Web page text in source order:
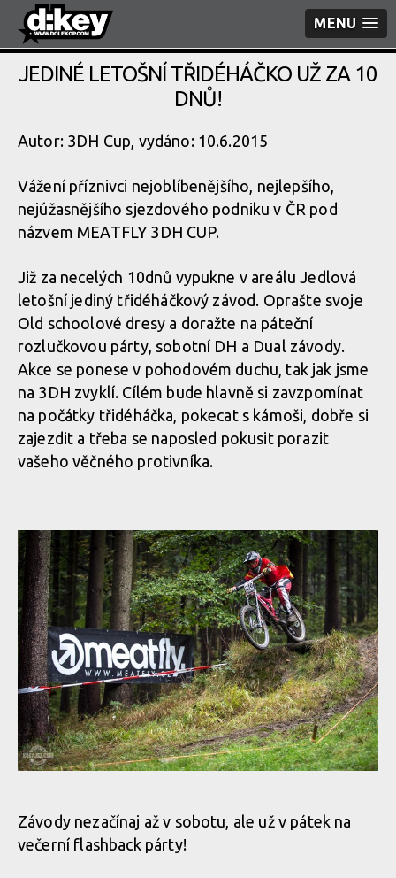
MENU
JEDINÉ LETOŠNÍ TŘIDÉHÁČKO UŽ ZA 10
DNŮ!
Autor: 3DH Cup, vydáno: 10.6.2015
Vážení příznivci nejoblíbenějšího, nejlepšího,
nejúžasnějšího sjezdového podniku v ČR pod
názvem MEATFLY 3DH CUP.
Již za necelých 10dnů vypukne v areálu Jedlová
letošní jediný třidéháčkový závod. Oprašte svoje
Old schoolové dresy a doražte na páteční
rozlučkovou párty, sobotní DH a Dual závody.
Akce se ponese v pohodovém duchu, tak jak jsme
na 3DH zvyklí. Cílém bude hlavně si zavzpomínat
na počátky třidéháčka, pokecat s kámoši, dobře si
zajezdit a třeba se naposled pokusit porazit
vašeho věčného protivníka.
Závody nezačínaj až v sobotu, ale už v pátek na
večerní flashback párty!